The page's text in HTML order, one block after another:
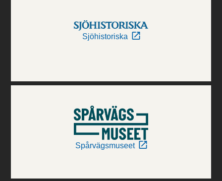
Sjöhistoriska
Spårvägsmuseet